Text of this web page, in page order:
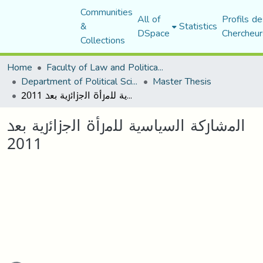
Communities
&
Collections
All of
DSpace Statistics Profils
Home
Faculty of Law and Political Science
Department of Political Sciences Master Thesis
اﻟﻣﺷﺎرﻛﺔ اﻟﺳﯾﺎﺳﯾﺔ ﻟﻠﻣرأة اﻟﺟزاﺋرﯾﺔ ﺑﻌد 2011
اﻟﻣﺷﺎرﻛﺔ اﻟﺳﯾﺎﺳﯾﺔ ﻟﻠﻣرأة اﻟﺟزاﺋرﯾﺔ ﺑﻌد
2011